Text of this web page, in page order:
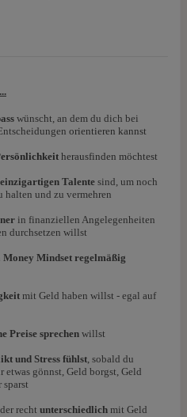
wünscht, an dem du dich bei
orientieren kannst
herausfinden möchtest
Talente sind, um noch
halten und zu vermehren
in finanziellen Angelegenheiten
durchsetzen willst
Money Mindset regelmäßig
mit Geld haben willst - egal auf
Preise sprechen willst
und Stress fühlst, sobald du
gönnst, Geld borgst, Geld
sparst
recht unterschiedlich mit Geld